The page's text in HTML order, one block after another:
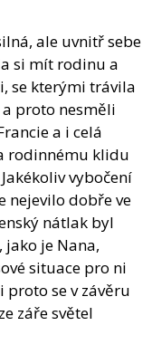
ale uvnitř sebe
si mít rodinu a
se kterými trávila
proto nesměli
a i celá
rodinnému klidu
vybočení
nejevilo dobře ve
nátlak byl
jako je Nana,
situace pro ni
se v závěru
záře světel